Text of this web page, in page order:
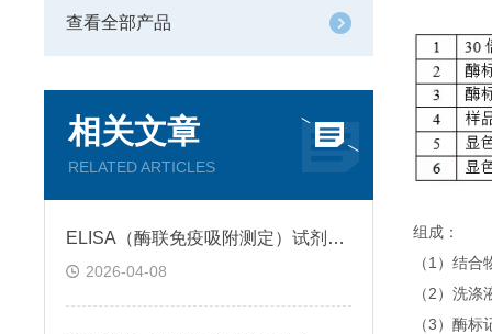
查看全部产品
相关文章
RELATED ARTICLES
ELISA（酶联免疫吸附测定）试剂盒原理类型检测方法
2026-04-08
组成：
（1）结
（2）洗
（3）酶